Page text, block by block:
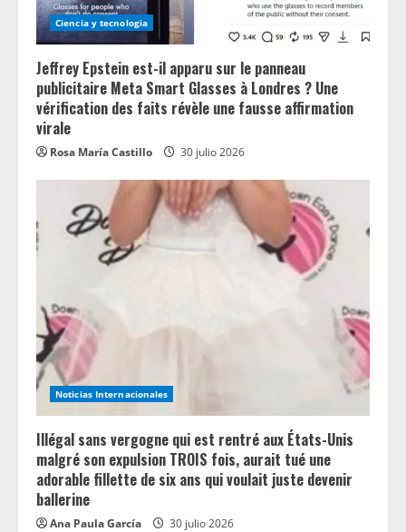
Ciencia y tecnologia
Jeffrey Epstein est-il apparu sur le panneau
publicitaire Meta Smart Glasses à Londres ? Une
vérification des faits révèle une fausse affirmation
virale
Rosa María Castillo 30 julio 2026
Noticias Internacionales
Illégal sans vergogne qui est rentré aux États-Unis
malgré son expulsion TROIS fois, aurait tué une
adorable fillette de six ans qui voulait juste devenir
ballerine
Ana Paula García 30 julio 2026